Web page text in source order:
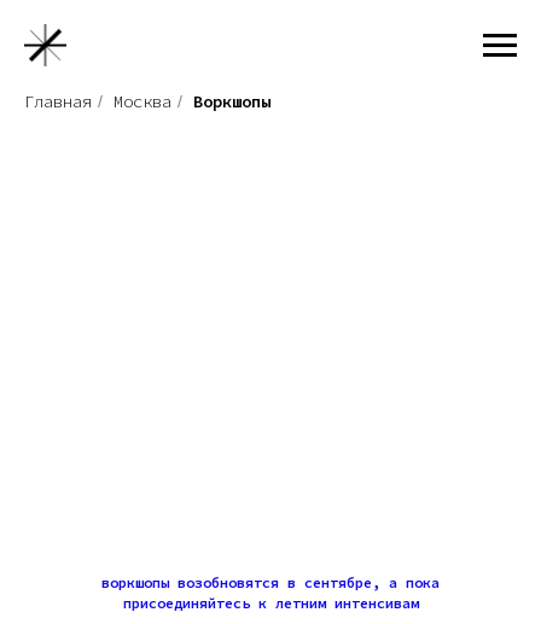
Главная / Москва / Воркшопы
воркшопы возобновятся в сентябре, а пока
присоединяйтесь к летним интенсивам